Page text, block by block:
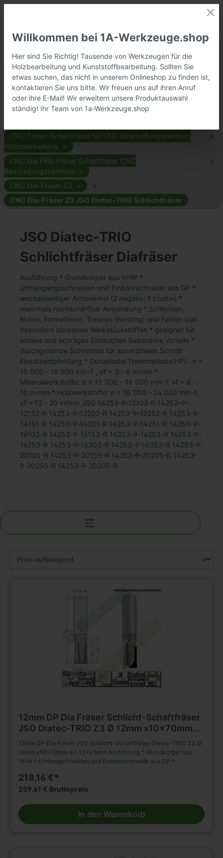
CNC Fräser Schaftfräser für CNC Bearbeitungszentrum
Holzbearbeitung
CNC Dia PKD Fräser Schaftfräser CNC
Bearbeitungszentrum
CNC Dia-Fräser Z3
CNC Dia-Fräser Z3 JSO Diatec-TRIO Schlichtfräser
JSO Diatec-TRIO
Schlichtfräser Diafräser
Ausführung * Grundkörper aus VHW *
Umfangangsschneiden und Einbohrschneide aus DP *
wechselseitiger Achswinkel (2 negativ; 1 positiv) *
mehrmals nachschärfbar Anwendung * Schlichten,
Nuten, Formatieren, Trennen (Nesting) und Falzen von
besonders abrasiven Werkstückstoffen * geeignet für
axiales und schräges Eintauchen Besondere Vorteile *
durchgehende Schneiden für absatzfreien Schnitt
Einsatzempfehlung * Duroplaste/Thermoplaste/HPL: n =
15 000 - 18 000 min-1 , vf = 3 - 8 m/min *
Mineralwerkstoffe: n = 15 000 - 18 000 min-1, vf = 6 -
10 m/min * Holzwerkstoffe: n = 18 000 - 24 000 min-1,
vf = 12 - 20 m/min JSO 14253-9-12102-R 14253-9-
12152-R 14253-9-12202-R 14253-9-12252-R 14253-9-
14151-R 14253-9-14201-R 14253-9-14251-R 14253-9-
16103-R 14253-9-16153-R 14253-9-16203-R 14253-9-
16253-R 14253-9-16303-R 14253-9-16353-R 14253-9-
20105-R 14253-9-20155-R 14253-9-20205-R 14253-
9-20255-R 14253-9-20305-R
12mm DP Dia Fräser Schlicht-Schaftfräser
JSO Diatec-TRIO Z3 Ø 12mm x10x70mm
S= 12x45mm
12mm DP Dia Fräser JSO Schlicht-Schaftfräser Diatec-TRIO Z3 Ø
12mm x10x70mm S= 12x45mm Ausführung * Grundkörper aus
VHW * Umfangschneiden und Einbohrschneide aus DP *
nachschärfbar Anwendung * Schlichten, Nuten, Formatieren,
Trennen (Nesting) und Falzen von besonders abrasiven
Besondere Vorteile * für gesteigertes Spanvolumen und reduzierte
Schnittkräfte Einsatzempfehlung: * Duroplaste/Thermoplaste/HPL:
n = 15 000 - 18 000 min-1, vf = 3 - 8 m/min * Mineralwerkstoffe: n
218,16 €*
259,61 € Bruttopreis
In den Warenkorb
Willkommen bei 1A-Werkzeuge.shop
Hier sind Sie Richtig! Tausende von Werkzeugen für die
Holzbearbeitung und Kunststoffbearbeitung. Sollten Sie
etwas suchen, das nicht in unserem Onlineshop zu finden ist,
kontaktieren Sie uns bitte. Wir freuen uns auf ihren Anruf
oder ihre E-Mail! Wir erweitern unsere Produktauswahl
ständig! Ihr Team von 1a-Werkzeuge.shop